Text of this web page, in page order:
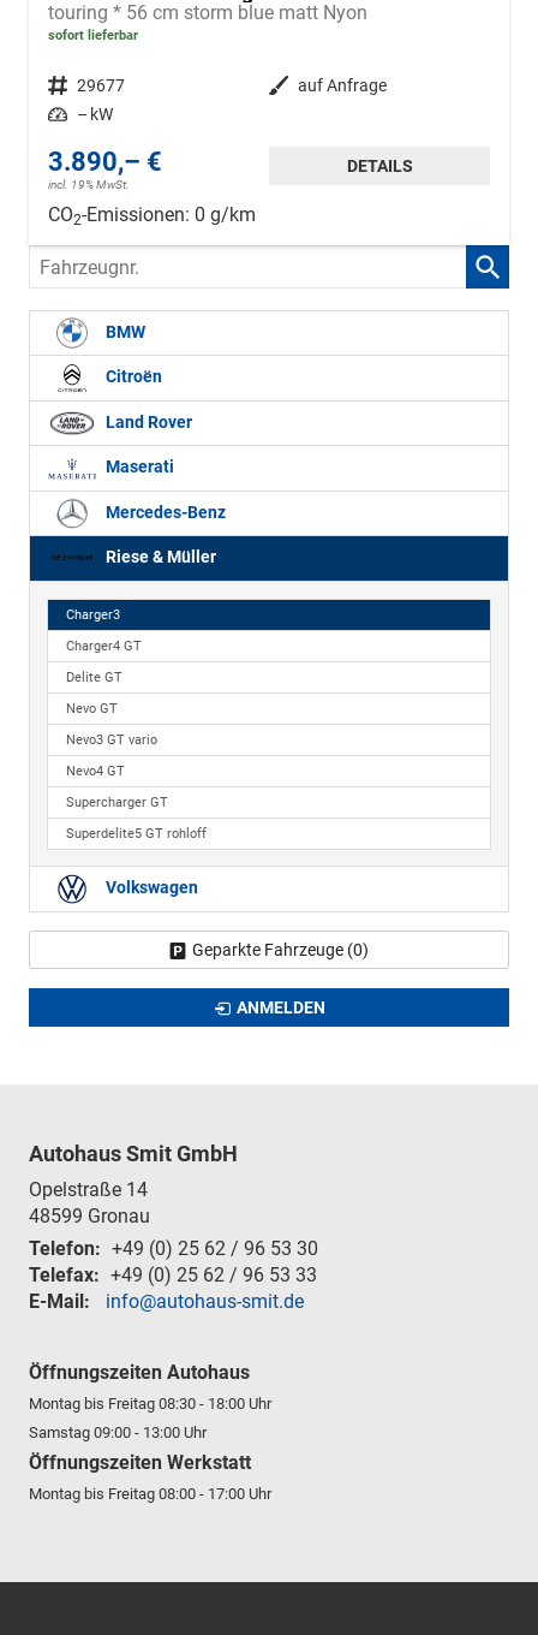
touring * 56 cm storm blue matt Nyon
sofort lieferbar
Fahrzeugnr. 29677 Außenfarbe auf Anfrage
Leistung – kW
3.890,– €
incl. 19% MwSt.
DETAILS
CO2-Emissionen: 0 g/km
Fahrzeugnr.
BMW
Citroën
Land Rover
Maserati
Mercedes-Benz
Riese & Müller
Charger3
Charger4 GT
Delite GT
Nevo GT
Nevo3 GT vario
Nevo4 GT
Supercharger GT
Superdelite5 GT rohloff
Volkswagen
Geparkte Fahrzeuge (0)
ANMELDEN
Autohaus Smit GmbH
Opelstraße 14
48599 Gronau
Telefon: +49 (0) 25 62 / 96 53 30
Telefax: +49 (0) 25 62 / 96 53 33
E-Mail:
info@autohaus-smit.de
Öffnungszeiten Autohaus
Montag bis Freitag 08:30 - 18:00 Uhr
Samstag 09:00 - 13:00 Uhr
Öffnungszeiten Werkstatt
Montag bis Freitag 08:00 - 17:00 Uhr